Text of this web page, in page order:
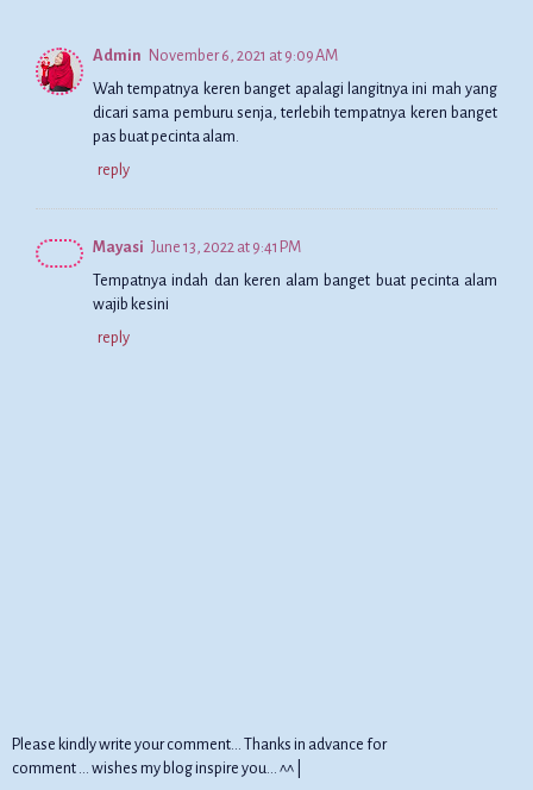
Admin November 6, 2021 at 9:09 AM
Wah tempatnya keren banget apalagi langitnya ini mah yang
dicari sama pemburu senja, terlebih tempatnya keren banget
pas buat pecinta alam.
reply
Mayasi June 13, 2022 at 9:41 PM
Tempatnya indah dan keren alam banget buat pecinta alam
wajib kesini
reply
Please kindly write your comment... Thanks in advance for
comment ... wishes my blog inspire you... ^^ |